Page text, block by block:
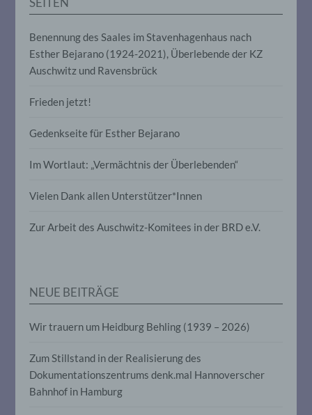
Benennung des Saales im Stavenhagenhaus nach
Esther Bejarano (1924-2021), Überlebende der KZ
Auschwitz und Ravensbrück
Frieden jetzt!
Gedenkseite für Esther Bejarano
Im Wortlaut: „Vermächtnis der Überlebenden“
Vielen Dank allen Unterstützer*Innen
Zur Arbeit des Auschwitz-Komitees in der BRD e.V.
NEUE BEITRÄGE
Wir trauern um Heidburg Behling (1939 – 2026)
Zum Stillstand in der Realisierung des
Dokumentationszentrums denk.mal Hannoverscher
Bahnhof in Hamburg
Profiling ist jede Art der automatisierten
Verarbeitung personenbezogener Daten,
die darin besteht, dass diese
werden, um bestimmte persönliche
insbesondere, um Aspekte bezüglich
Gesundheit, persönlicher Vorlieben,
natürlichen Person zu analysieren oder
Pseudonymisierung ist die Verarbeitung
personenbezogener Daten in einer Weise,
ohne Hinzuziehung zusätzlicher
spezifischen betroffenen Person
zugeordnet werden können, sofern diese
zusätzlichen Informationen gesondert
aufbewahrt werden und technischen und